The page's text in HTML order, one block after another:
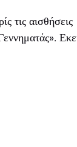
τις αισθήσεις